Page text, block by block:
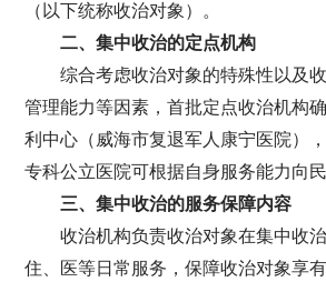
（以下统称收治对象）。
二、集中收治的定点机构
综合考虑收治对象的特殊性以及
管理能力等因素，首批定点收治机构
利中心（威海市复退军人康宁医院）
专科公立医院可根据自身服务能力向民
三、集中收治的服务保障内容
收治机构负责收治对象在集中收
住、医等日常服务，保障收治对象享